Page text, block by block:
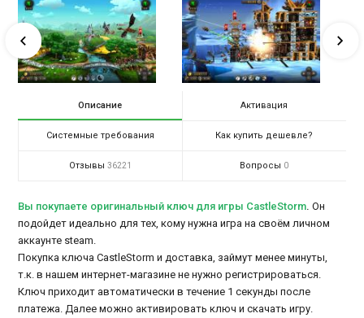
Описание Активация
Системные требования Как купить дешевле?
Отзывы 36221 Вопросы 0
Вы покупаете оригинальный ключ для игры CastleStorm. Он
подойдет идеально для тех, кому нужна игра на своём личном
аккаунте steam.
Покупка ключа CastleStorm и доставка, займут менее минуты,
т.к. в нашем интернет-магазине не нужно регистрироваться.
Ключ приходит автоматически в течение 1 секунды после
платежа. Далее можно активировать ключ и скачать игру.